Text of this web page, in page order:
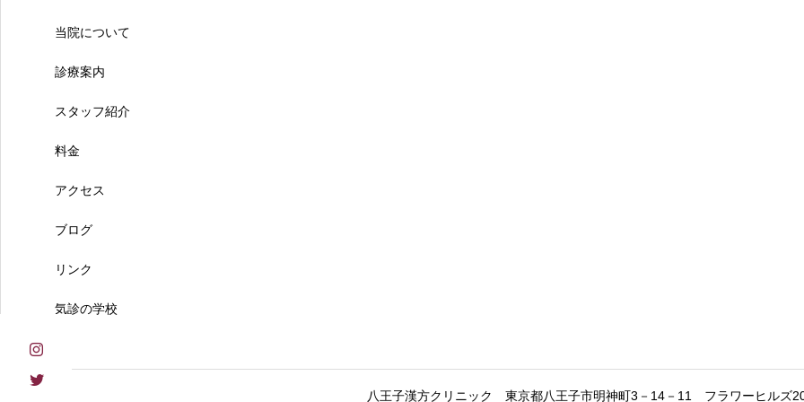
当院について
診療案内
スタッフ紹介
料金
アクセス
ブログ
リンク
気診の学校
八王子漢方クリニック 東京都八王子市明神町3－14－11 フラワーヒルズ